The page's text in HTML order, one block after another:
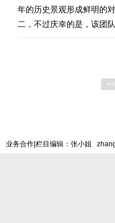
年的历史景观形成鲜明的
二，不过庆幸的是，该团
<<
业务合作|栏目编辑：张小姐